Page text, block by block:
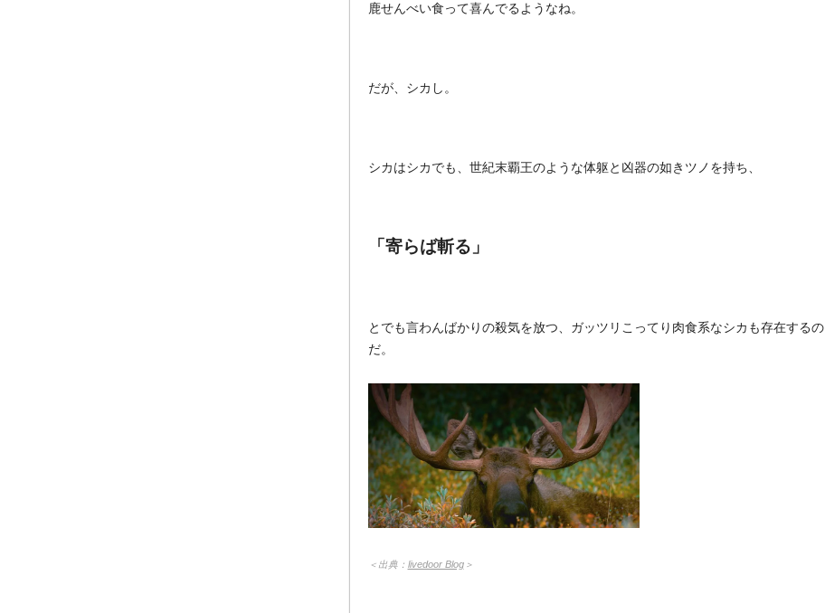
鹿せんべい食って喜んでるようなね。
だが、シカし。
シカはシカでも、世紀末覇王のような体躯と凶器の如きツノを持ち、
「寄らば斬る」
とでも言わんばかりの殺気を放つ、ガッツリこってり肉食系なシカも存在するの
だ。
＜出典： livedoor Blog＞